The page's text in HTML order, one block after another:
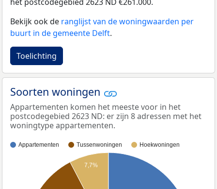
Bekijk ook de ranglijst van de woningwaarden per
buurt in de gemeente Delft.
Toelichting
Soorten woningen
Appartementen komen het meeste voor in het
postcodegebied 2623 ND: er zijn 8 adressen met het
woningtype appartementen.
Appartementen Tussenwoningen Hoekwoningen
7,7%